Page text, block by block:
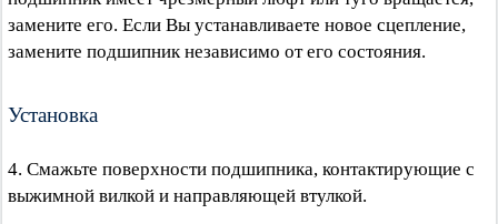
замените его. Если Вы устанавливаете новое сцепление,
замените подшипник независимо от его состояния.
Установка
4. Смажьте поверхности подшипника, контактирующие с
выжимной вилкой и направляющей втулкой.